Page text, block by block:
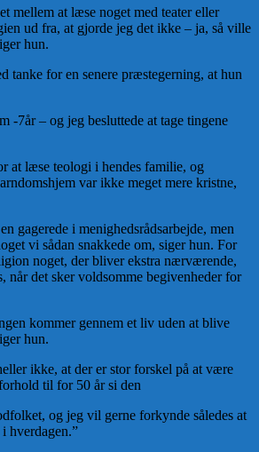
mellem at læse noget med teater eller
ud fra, at gjorde jeg det ikke – ja, så ville
hun.
tanke for en senere præstegerning, at hun
-7år – og jeg besluttede at tage tingene
at læse teologi i hendes familie, og
var ikke meget mere kristne,
gagerede i menighedsrådsarbejde, men
vi sådan snakkede om, siger hun. For
noget, der bliver ekstra nærværende,
når det sker voldsomme begivenheder for
kommer gennem et liv uden at blive
hun.
ikke, at der er stor forskel på at være
til for 50 år si den
og jeg vil gerne forkynde således at
hverdagen.”